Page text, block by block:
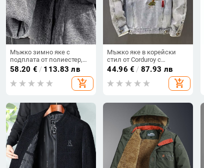
Мъжко зимно яке с
подплата от полиестер,
дебело и топло, ретро
стил със свободна
кройка, улична мода
58.20 € / 113.83 лв
add_shopping_cart
Мъжко яке в корейски
стил от Corduroy с
бродерия,
износоустойчиво, Rabbit
Hair плат, свободна
44.96 € / 87.93 лв
add_shopping_cart